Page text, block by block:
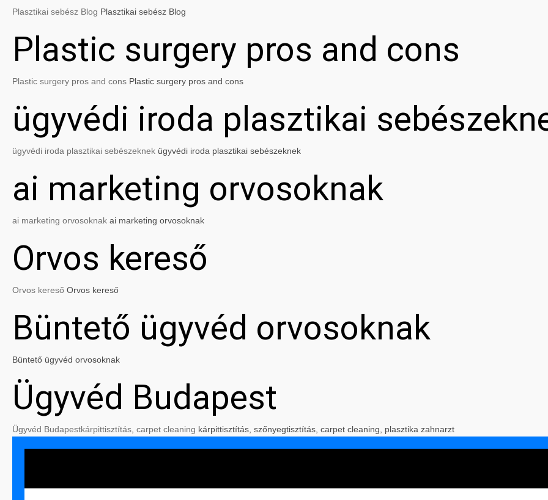
Plasztikai sebész Blog Plasztikai sebész Blog
Plastic surgery pros and cons
Plastic surgery pros and cons Plastic surgery pros and cons
ügyvédi iroda plasztikai
ügyvédi iroda plasztikai sebészeknek ügyvédi iroda plasztikai sebészeknek
ai marketing orvosoknak
ai marketing orvosoknak ai marketing orvosoknak
Orvos kereső
Orvos kereső Orvos kereső
Büntető ügyvéd orvosoknak
Büntető ügyvéd orvosoknak
Ügyvéd Budapest
Ügyvéd Budapestkárpittisztítás carpet cleaning kárpittisztítás, szőnyegtisztítás, carpet cleaning, plasztika zahnarzt